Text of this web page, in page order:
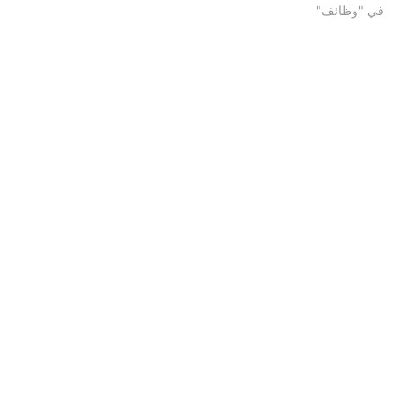
في "وظائف"